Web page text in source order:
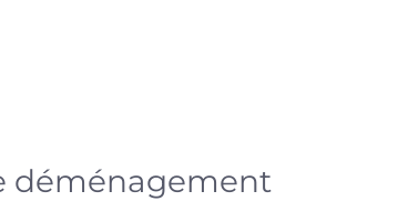
déménagement